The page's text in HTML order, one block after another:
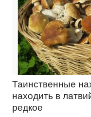
Таинственные
находить в
редкое